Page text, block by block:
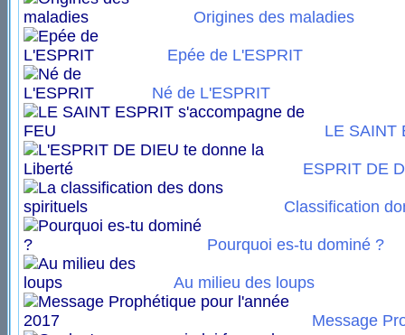
Origines des maladies
Epée de L'ESPRIT
Né de L'ESPRIT
LE SAINT
ESPRIT DE
Classification
Pourquoi es-tu dominé ?
Au milieu des loups
Message